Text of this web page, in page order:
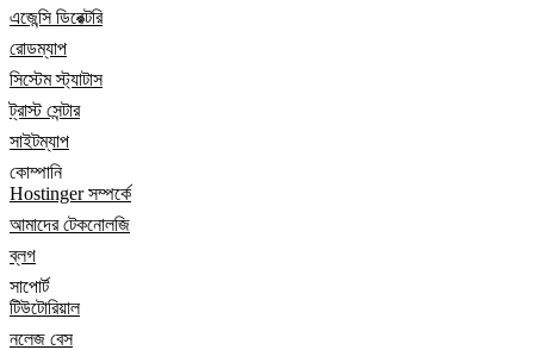
এজেন্সি ডিরেক্টরি
রোডম্যাপ
সিস্টেম স্ট্যাটাস
ট্রাস্ট সেন্টার
সাইটম্যাপ
কোম্পানি
Hostinger সম্পর্কে
আমাদের টেকনোলজি
ব্লগ
সাপোর্ট
টিউটোরিয়াল
নলেজ বেস